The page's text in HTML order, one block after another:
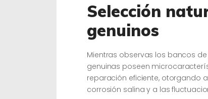
Selección
genuinos
Mientras observas los bancos
genuinas poseen
reparación eficiente, otorgando
corrosión salina y a las